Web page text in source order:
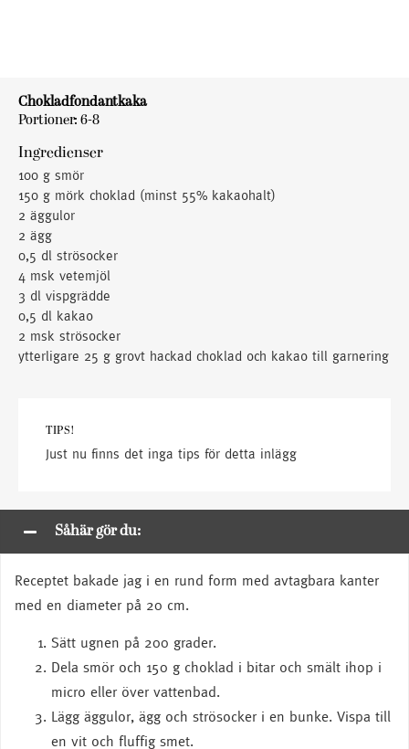
Chokladfondantkaka
Portioner: 6-8
Ingredienser
100 g smör
150 g mörk choklad (minst 55% kakaohalt)
2 äggulor
2 ägg
0,5 dl strösocker
4 msk vetemjöl
3 dl vispgrädde
0,5 dl kakao
2 msk strösocker
ytterligare 25 g grovt hackad choklad och kakao till garnering
TIPS!
Just nu finns det inga tips för detta inlägg
Såhär gör du:
Receptet bakade jag i en rund form med avtagbara kanter
med en diameter på 20 cm.
Sätt ugnen på 200 grader.
Dela smör och 150 g choklad i bitar och smält ihop i
micro eller över vattenbad.
Lägg äggulor, ägg och strösocker i en bunke. Vispa till
en vit och fluffig smet.